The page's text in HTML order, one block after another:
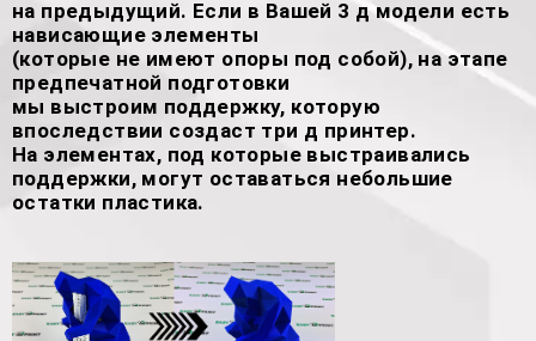
на предыдущий. Если в Вашей 3 д модели есть
нависающие элементы
(которые не имеют опоры под собой), на этапе
предпечатной подготовки
мы выстроим поддержку, которую
впоследствии создаст три д принтер.
На элементах, под которые выстраивались
поддержки, могут оставаться небольшие
остатки пластика.